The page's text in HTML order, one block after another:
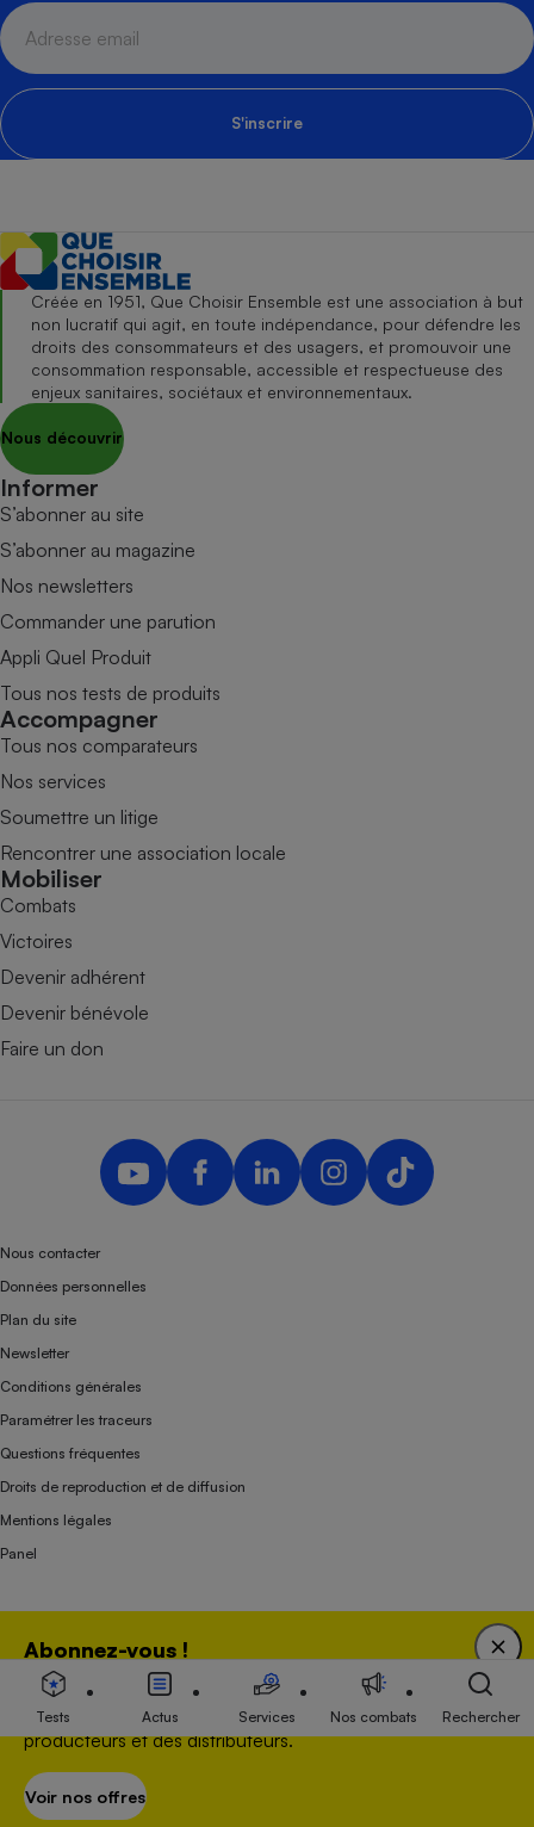
S'inscrire
Abonnez-vous !
Bénéficiez d'une expertise unique tout en soutenant
une association 100 % indépendante de l'Etat, des
producteurs et des distributeurs.
Voir nos offres
Créée en 1951, Que Choisir Ensemble est une association à but
non lucratif qui agit, en toute indépendance, pour défendre les
droits des consommateurs et des usagers, et promouvoir une
consommation responsable, accessible et respectueuse des
enjeux sanitaires, sociétaux et environnementaux.
Nous découvrir
Informer
S’abonner au site
S’abonner au magazine
Nos newsletters
Commander une parution
Appli Quel Produit
Tous nos tests de produits
Accompagner
Tous nos comparateurs
Nos services
Soumettre un litige
Rencontrer une association locale
Mobiliser
Combats
Victoires
Devenir adhérent
Devenir bénévole
Faire un don
Nous contacter
Données personnelles
Plan du site
Newsletter
Conditions générales
Paramétrer les traceurs
Questions fréquentes
Droits de reproduction et de diffusion
Mentions légales
Panel
Association indépendante de l’État, des syndicats, des producteurs et des
distributeurs depuis 1951.
Tests Actus Services Nos combats Rechercher